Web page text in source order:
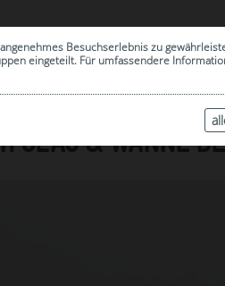
Besuchserlebnis zu
eingeteilt. Für umfassendere
GLAS & WANNE